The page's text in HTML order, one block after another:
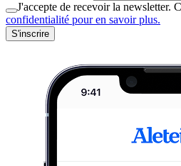
J'accepte de recevoir la newsletter.
confidentialité pour en savoir plus.
S'inscrire